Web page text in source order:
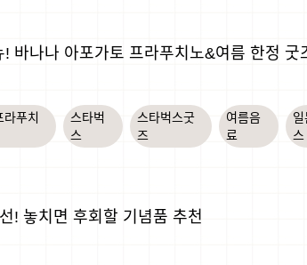
바나나 아포가토 프라푸치노&여름 한정 굿
라푸치
스타벅
스
스타벅스굿
즈
여름음
료
일
스
! 놓치면 후회할 기념품 추천